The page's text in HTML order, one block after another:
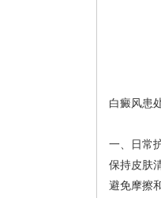
白癜风患
一、日常
保持皮肤
避免摩擦